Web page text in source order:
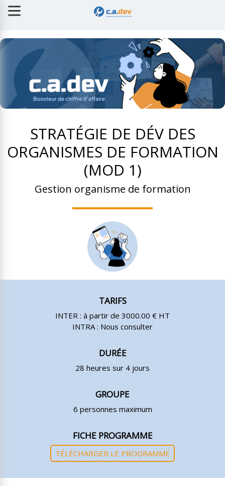
STRATÉGIE DE DÉV DES
ORGANISMES DE FORMATION
(MOD 1)
Gestion organisme de formation
TARIFS
INTER : à partir de 3000.00 € HT
INTRA : Nous consulter
DURÉE
28 heures sur 4 jours
GROUPE
6 personnes maximum
FICHE PROGRAMME
TÉLÉCHARGER LE PROGRAMME